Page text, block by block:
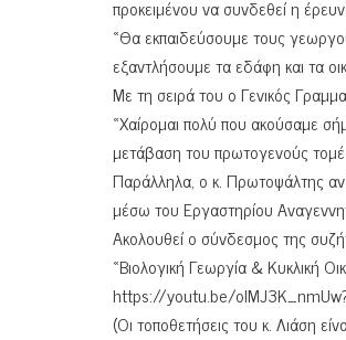
προκειμένου να συνδεθεί η
«Θα εκπαιδεύσουμε τους
εξαντλήσουμε τα εδάφη και τα
Με τη σειρά του ο Γενικός
«Χαίρομαι πολύ που ακούσαμε
μετάβαση του πρωτογενούς
Παράλληλα, ο κ. Πρωτοψάλτης
μέσω του Εργαστηρίου
Ακολουθεί ο σύνδεσμος της
«Βιολογική Γεωργία & Κυκλική
https://youtu.be/
(Οι τοποθετήσεις του κ. Λιάση